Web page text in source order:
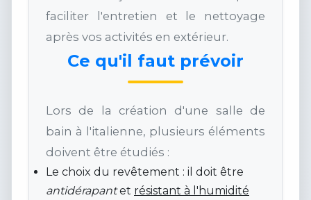
faciliter l'entretien et le nettoyage
après vos activités en extérieur.
Ce qu'il faut prévoir
Lors de la création d'une salle de
bain à l'italienne, plusieurs éléments
doivent être étudiés :
Le choix du revêtement : il doit être
antidérapantet résistant à l'humidité